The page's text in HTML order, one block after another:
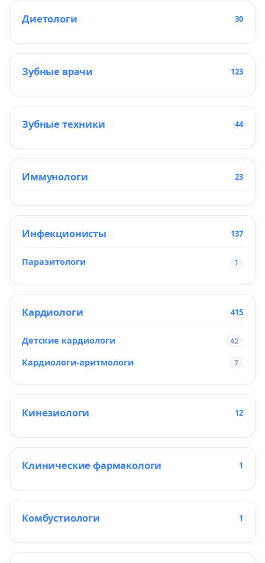
Диетологи 30
Зубные врачи 123
Зубные техники 44
Иммунологи 23
Инфекционисты 137
Паразитологи 1
Кардиологи 415
Детские кардиологи 42
Кардиологи-аритмологи 7
Кинезиологи 12
Клинические фармакологи 1
Комбустиологи 1